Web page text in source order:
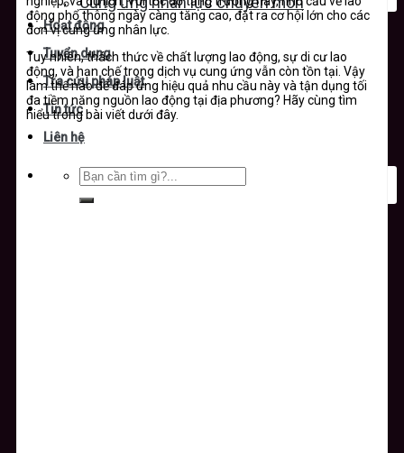
Hoạt động
Tuyển dụng
Tra cứu pháp luật
Tin tức
Liên hệ
động phổ thông ngày càng tăng cao, đặt ra cơ hội lớn cho các
đơn vị cung ứng nhân lực.
Tuy nhiên, thách thức về chất lượng lao động, sự di cư lao
động, và hạn chế trong dịch vụ cung ứng vẫn còn tồn tại. Vậy
làm thế nào để đáp ứng hiệu quả nhu cầu này và tận dụng tối
đa tiềm năng nguồn lao động tại địa phương? Hãy cùng tìm
hiểu trong bài viết dưới đây.